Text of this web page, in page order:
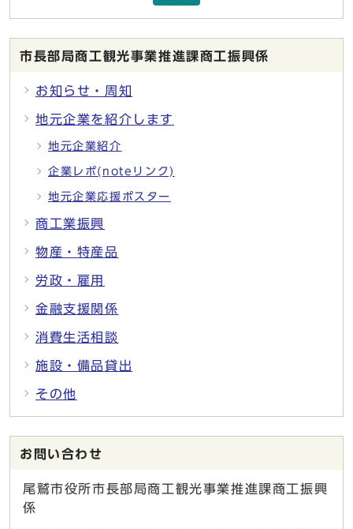
市長部局商工観光事業推進課商工振興係
お知らせ・周知
地元企業を紹介します
地元企業紹介
企業レポ(noteリンク)
地元企業応援ポスター
商工業振興
物産・特産品
労政・雇用
金融支援関係
消費生活相談
施設・備品貸出
その他
お問い合わせ
尾鷲市役所市長部局商工観光事業推進課商工振興
係